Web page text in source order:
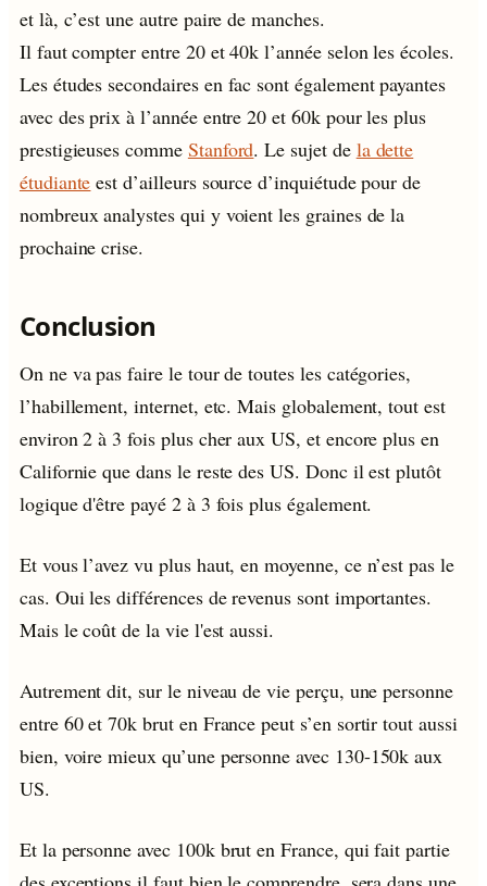
et là, c’est une autre paire de manches.
Il faut compter entre 20 et 40k l’année selon les écoles.
Les études secondaires en fac sont également payantes
avec des prix à l’année entre 20 et 60k pour les plus
prestigieuses comme Stanford. Le sujet de la dette
étudiante est d’ailleurs source d’inquiétude pour de
nombreux analystes qui y voient les graines de la
prochaine crise.
Conclusion
On ne va pas faire le tour de toutes les catégories,
l’habillement, internet, etc. Mais globalement, tout est
environ 2 à 3 fois plus cher aux US, et encore plus en
Californie que dans le reste des US. Donc il est plutôt
logique d'être payé 2 à 3 fois plus également.
Et vous l’avez vu plus haut, en moyenne, ce n’est pas le
cas. Oui les différences de revenus sont importantes.
Mais le coût de la vie l'est aussi.
Autrement dit, sur le niveau de vie perçu, une personne
entre 60 et 70k brut en France peut s’en sortir tout aussi
bien, voire mieux qu’une personne avec 130-150k aux
US.
Et la personne avec 100k brut en France, qui fait partie